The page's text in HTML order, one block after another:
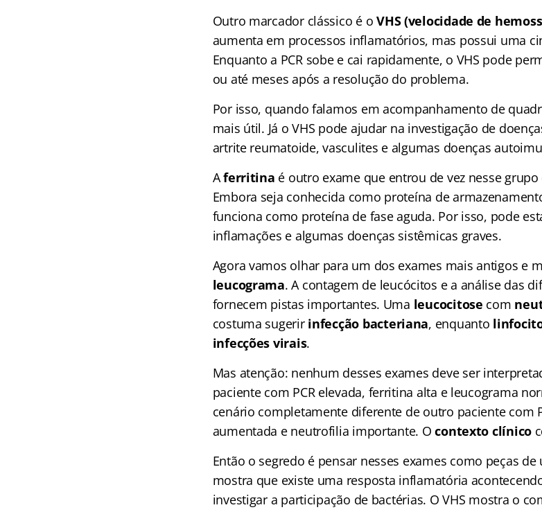
Outro marcador clássico é oVHS (velocidade de
aumenta em processos inflamatórios, mas possui uma
Enquanto a PCR sobe e cai rapidamente, o VHS pode
ou até meses após a resolução do problema.
Por isso, quando falamos em acompanhamento de
mais útil. Já o VHS pode ajudar na investigação de
artrite reumatoide, vasculites e algumas doenças
Aferritina é outro exame que entrou de vez nesse
Embora seja conhecida como proteína de
funciona como proteína de fase aguda. Por isso, pode
inflamações e algumas doenças sistêmicas graves.
Agora vamos olhar para um dos exames mais antigos e
leucograma. A contagem de leucócitos e a análise das
fornecem pistas importantes. Uma leucocitose com
costuma sugerir infecção bacteriana, enquanto
infecções virais.
Mas atenção: nenhum desses exames deve ser
paciente com PCR elevada, ferritina alta e leucograma
cenário completamente diferente de outro paciente com
aumentada e neutrofilia importante. Ocontexto clínico
Então o segredo é pensar nesses exames como peças de
mostra que existe uma resposta inflamatória
investigar a participação de bactérias. O VHS mostra o